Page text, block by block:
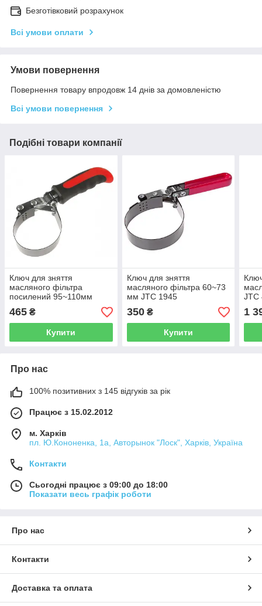
Безготівковий розрахунок
Всі умови оплати
Умови повернення
Повернення товару впродовж 14 днів за домовленістю
Всі умови повернення
Подібні товари компанії
Ключ для зняття
масляного фільтра
посилений 95~110мм
4248 JTC
465 ₴
Купити
Ключ для зняття
масляного фільтра 60~73
мм JTC 1945
350₴
Купити
JTC
1
Про нас
100% позитивних з 145 відгуків за рік
Працює з 15.02.2012
м. Харків
пл. Ю.Кононенка, 1а, Авторынок "Лоск", Харків, Україна
Контакти
Сьогодні працює з 09:00 до 18:00
Показати весь графік роботи
Про нас
Контакти
Доставка та оплата